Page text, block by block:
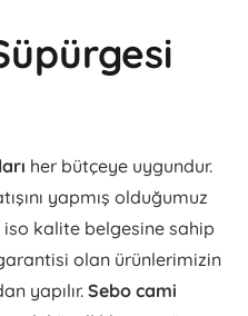
her bütçeye uygundur.
yapmış olduğumuz
kalite belgesine sahip
olan ürünlerimizin
yapılır. Sebo cami